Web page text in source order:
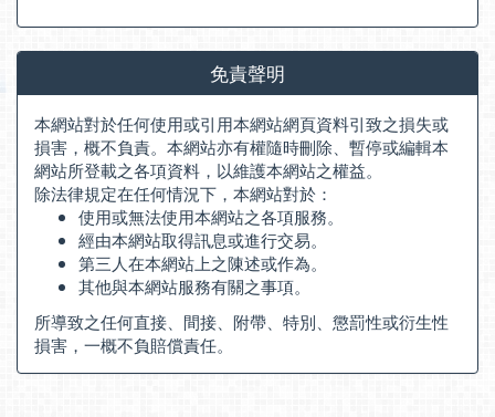
免責聲明
本網站對於任何使用或引用本網站網頁資料引致之損失或
損害，概不負責。本網站亦有權隨時刪除、暫停或編輯本
網站所登載之各項資料，以維護本網站之權益。
除法律規定在任何情況下，本網站對於：
使用或無法使用本網站之各項服務。
經由本網站取得訊息或進行交易。
第三人在本網站上之陳述或作為。
其他與本網站服務有關之事項。
所導致之任何直接、間接、附帶、特別、懲罰性或衍生性
損害，一概不負賠償責任。